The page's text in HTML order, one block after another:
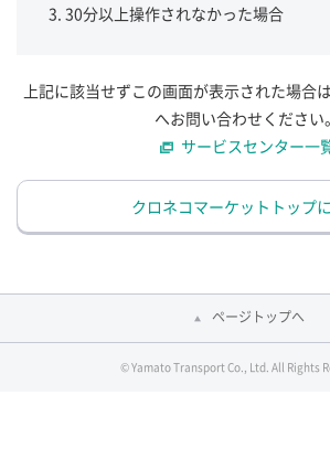
30分以上操作されなかった場合
上記に該当せずこの画面が表示された場合
へお問い合わせください。
サービスセンター一
クロネコマーケットトップ
ページトップへ
© Yamato Transport Co., Ltd. All Rights